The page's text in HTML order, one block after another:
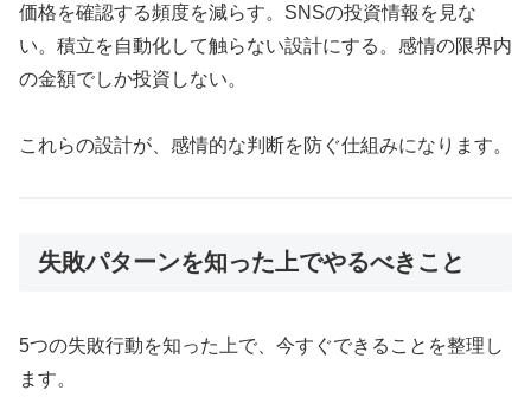
価格を確認する頻度を減らす。SNSの投資情報を見な
い。積立を自動化して触らない設計にする。感情の限界内
の金額でしか投資しない。
これらの設計が、感情的な判断を防ぐ仕組みになります。
失敗パターンを知った上でやるべきこと
5つの失敗行動を知った上で、今すぐできることを整理し
ます。